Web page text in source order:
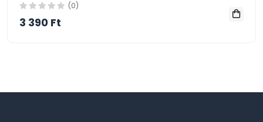
(0)
3 390 Ft